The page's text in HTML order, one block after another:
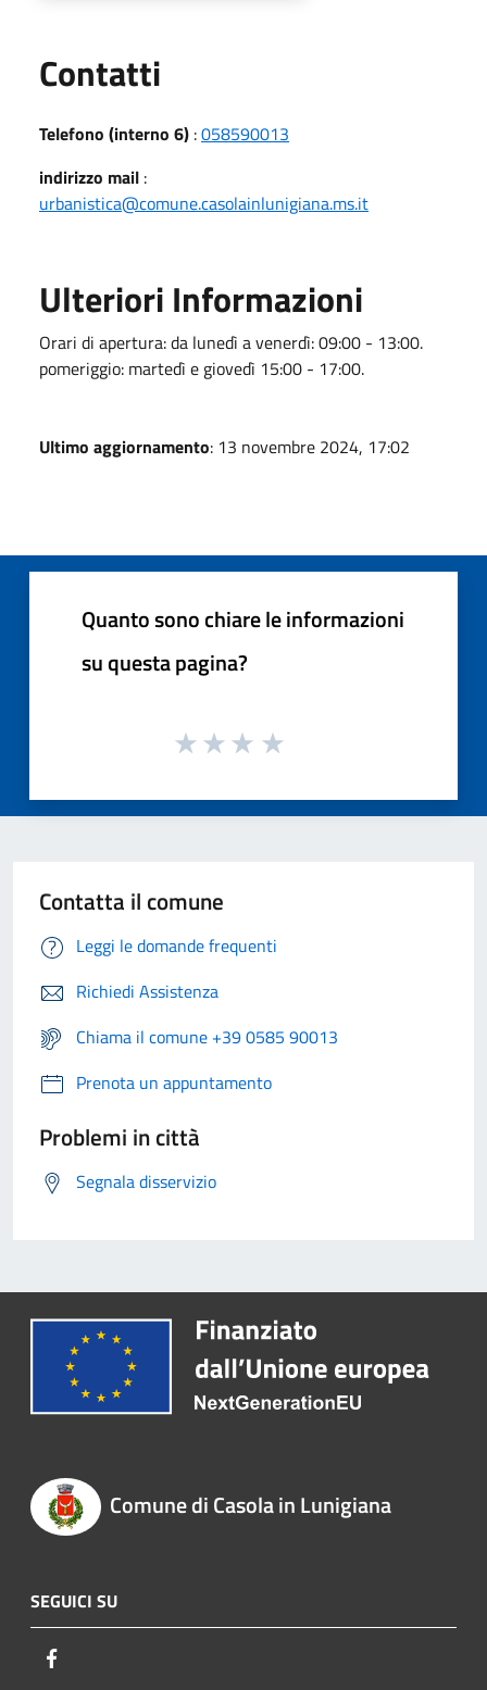
Contatti
Telefono (interno 6) :058590013
indirizzo mail :
urbanistica@comune.casolainlunigiana.ms.it
Ulteriori Informazioni
Orari di apertura: da lunedì a venerdì: 09:00 - 13:00.
pomeriggio: martedì e giovedì 15:00 - 17:00.
Ultimo aggiornamento: 13 novembre 2024, 17:02
Quanto sono chiare le informazioni
su questa pagina?
Contatta il comune
Leggi le domande frequenti
Richiedi Assistenza
Chiama il comune +39 0585 90013
Prenota un appuntamento
Problemi in città
Segnala disservizio
Comune di Casola in Lunigiana
SEGUICI SU